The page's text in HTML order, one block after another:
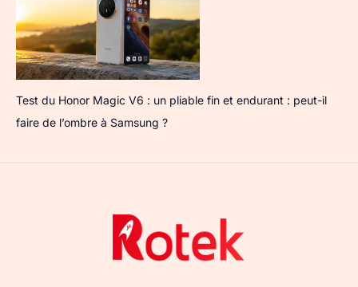
Test du Honor Magic V6 : un pliable fin et endurant : peut-il
faire de l’ombre à Samsung ?